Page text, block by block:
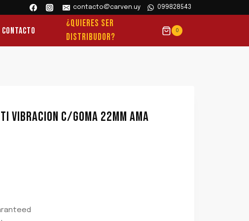
contacto@carven.uy 099828543
Contacto
¿QUIERES SER
DISTRIBUDOR?
0
VIBRACION C/GOMA 22MM AMA